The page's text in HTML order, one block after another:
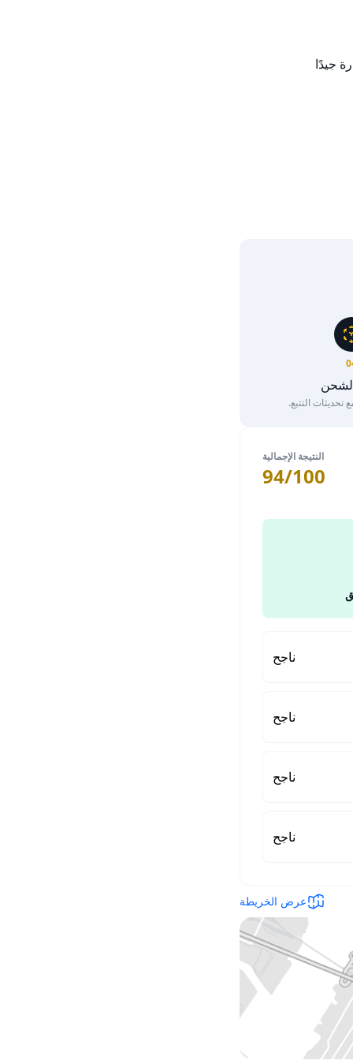
جيدًا
التتبع.
النتيجة الإجمالية
94/100
ناجح
ناجح
ناجح
ناجح
عرض الخريطة